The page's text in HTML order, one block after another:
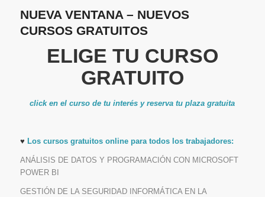
NUEVA VENTANA – NUEVOS
CURSOS GRATUITOS
ELIGE TU CURSO
GRATUITO
click en el curso de tu interés y reserva tu plaza gratuita
♥ Los cursos gratuitos online para todos los trabajadores:
ANÁLISIS DE DATOS Y PROGRAMACIÓN CON MICROSOFT
POWER BI
GESTIÓN DE LA SEGURIDAD INFORMÁTICA EN LA